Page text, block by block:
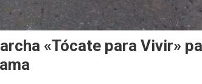
«Tócate para Vivir»